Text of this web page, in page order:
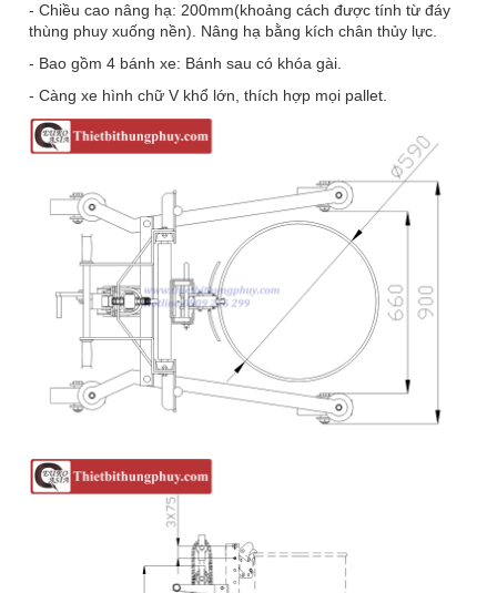
- Chiều cao nâng hạ: 200mm(khoảng cách được tính từ đáy
thùng phuy xuống nền).
Nâng hạ bằng kích chân thủy lực.
- Bao gồm 4 bánh xe: Bánh sau có khóa gài.
- Càng xe hình chữ V khổ lớn, thích hợp mọi pallet.